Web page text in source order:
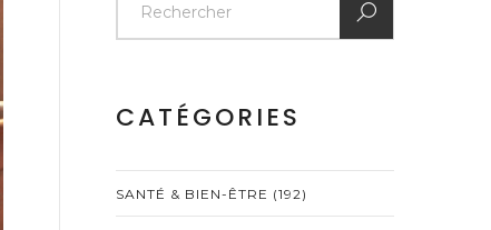
CATÉGORIES
SANTÉ & BIEN-ÊTRE (192)